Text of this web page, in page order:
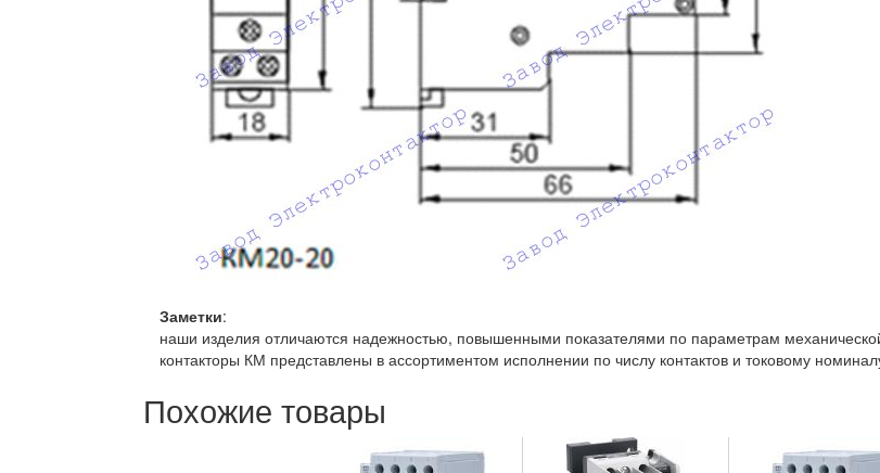
Заметки:
наши изделия отличаются надежностью, повышенными показателями по параметрам
контакторы КМ представлены в ассортиментом исполнении по числу контактов и токовому
Похожие товары